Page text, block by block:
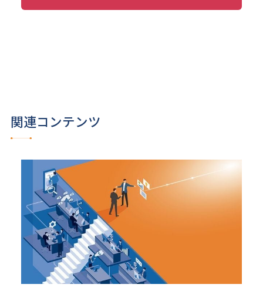
関連コンテンツ